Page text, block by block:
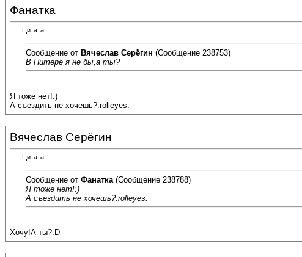
Фанатка
Цитата:
Сообщение от Вячеслав Серёгин (Сообщение 238753)
В Питере я не бы,а ты?
Я тоже нет!:)
А съездить не хочешь?:rolleyes:
Вячеслав Серёгин
Цитата:
Сообщение от Фанатка (Сообщение 238788)
Я тоже нет!:)
А съездить не хочешь?:rolleyes:
Хочу!А ты?:D